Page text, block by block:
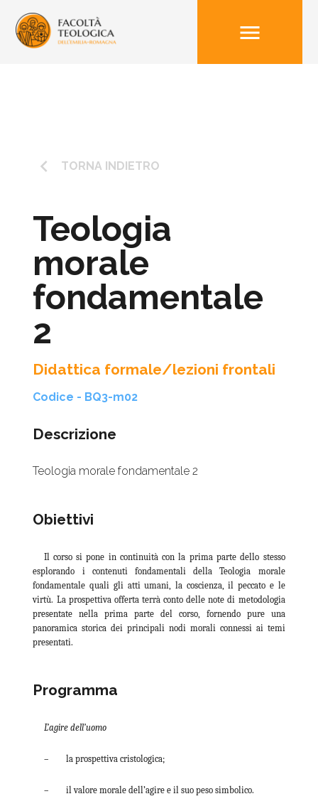
menu
keyboard_arrow_left TORNA INDIETRO
Teologia
morale
fondamentale
2
Didattica formale/lezioni frontali
Codice - BQ3-m02
Descrizione
Teologia morale fondamentale 2
Obiettivi
Il corso si pone in continuità con la prima parte dello stesso
esplorando i contenuti fondamentali della Teologia morale
fondamentale quali gli atti umani, la coscienza, il peccato e le
virtù. La prospettiva offerta terrà conto delle note di metodologia
presentate nella prima parte del corso, fornendo pure una
panoramica storica dei principali nodi morali connessi ai temi
presentati.
Programma
L’agire dell’uomo
– la prospettiva cristologica;
– il valore morale dell’agire e il suo peso simbolico.